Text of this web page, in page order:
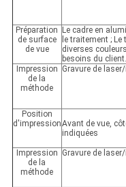
Préparation
de surface
de vue
Le cadre en
le traitement ;
diverses
besoins du client.
Impression
de la
méthode
Gravure de
Position
d'impressionAvant de vue,
indiquées
Impression
de la
méthode
Gravure de